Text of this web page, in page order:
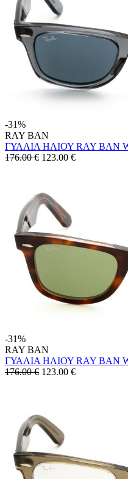
-31%
RAY BAN
ΓΥΑΛΙΑ ΗΛΙΟΥ RAY BAN
176.00 € 123.00 €
-31%
RAY BAN
ΓΥΑΛΙΑ ΗΛΙΟΥ RAY BAN
176.00 € 123.00 €